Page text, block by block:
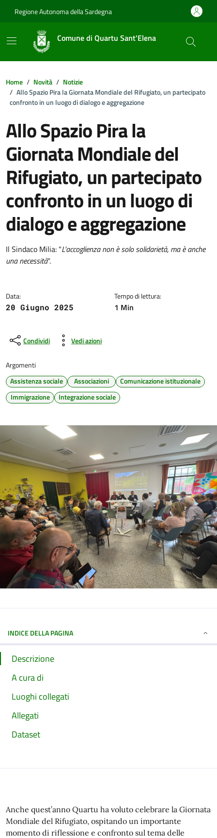
Regione Autonoma della Sardegna
Comune di Quartu Sant'Elena
Home Novità
Notizie
Allo Spazio Pira la Giornata Mondiale del Rifugiato, un partecipato
confronto in un luogo di dialogo e aggregazione
Allo Spazio Pira la
Giornata Mondiale del
Rifugiato, un partecipato
confronto in un luogo di
dialogo e aggregazione
Dettagli della notizia
Il Sindaco Milia: "L'accoglienza non è solo solidarietà, ma è anche
una necessità".
Data:
20 Giugno 2025
Tempo di lettura:
1 Min
Condividi Vedi azioni
Argomenti
Assistenza sociale
Associazioni
Comunicazione istituzionale
Immigrazione
Integrazione sociale
INDICE DELLA PAGINA
Descrizione
A cura di
Luoghi collegati
Allegati
Dataset
Anche quest’anno Quartu ha voluto celebrare la Giornata
Mondiale del Rifugiato, ospitando un importante
momento di riflessione e confronto sul tema delle